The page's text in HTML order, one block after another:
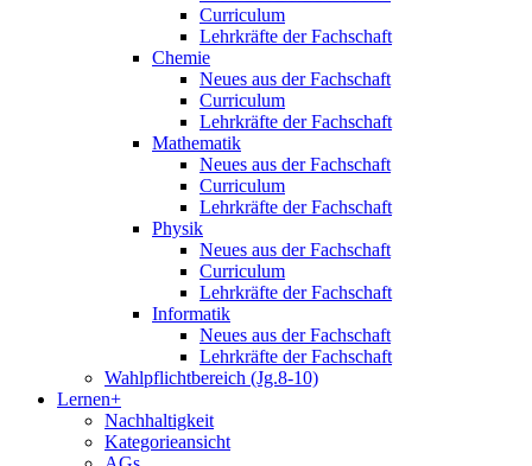
Curriculum
Lehrkräfte der Fachschaft
Chemie
Neues aus der Fachschaft
Curriculum
Lehrkräfte der Fachschaft
Mathematik
Neues aus der Fachschaft
Curriculum
Lehrkräfte der Fachschaft
Physik
Neues aus der Fachschaft
Curriculum
Lehrkräfte der Fachschaft
Informatik
Neues aus der Fachschaft
Lehrkräfte der Fachschaft
Wahlpflichtbereich (Jg.8-10)
Lernen+
Nachhaltigkeit
Kategorieansicht